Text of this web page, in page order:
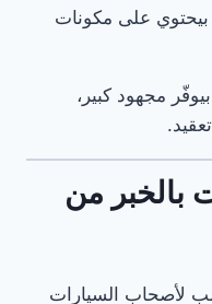
على مكونات
مجهود كبير،
بالخبر من
لأصحاب السيارات